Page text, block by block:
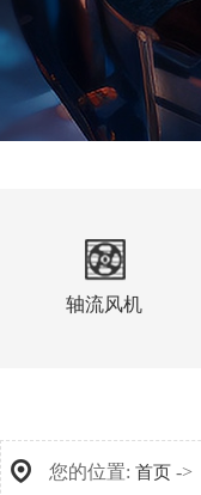
轴流风机
您的位置: 首页 ->